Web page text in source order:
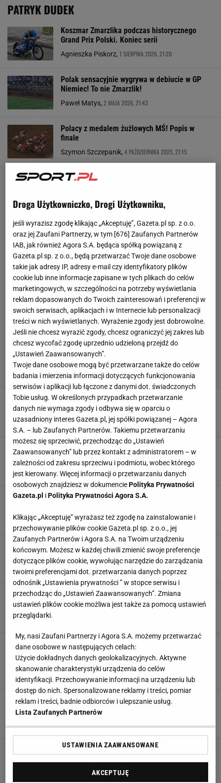
PATRYK DUDEK
Koszmar Zmarzlika podczas historycznego
Grand Prix Polski. Koniec serii
Agnieszka Piskorz, 1 SIERPNIA 2026, 21:20
Polak sensacyjnie wygrywa w debiucie w GP
Niemiec! To nie Zmarzlik!
Paweł Matys, 2 MAJA 2026, 21:43
Polacy z medalem żużlowych MŚ! Popis w
finale
Szymon Szczepanik, 4 PAŹDZIERNIKA 2025, 21:15
Polacy z medalem mistrzostw świata! [ZAPIS
RELACJI]
Szymon Szczepanik,4 PAŹDZIERNIKA 2025, 18:25
Zrobił to! Polak mistrzem Europy. Już przeszedł
do historii
Szymon Szczepanik,19 WRZEŚNIA 2025, 19:41
Polscy pseudokibice przekroczyli granicę.
Paweł Matys,16 SIERPNIA 2024, 16:52
Bartosz Zmarzlik mistrzem świata! To było
szalone Grand Prix. Zdecydował ostatni wyścig
Jakub Seweryn,30 WRZEŚNIA 2023, 21:42
Zmarzlik w finale był ostatni, a na koniec
włączył turbo. Brawo!
Kosmiczne emocje we Wrocławiu! Ostatnie
okrążenie dało Polakom Drużynowy Puchar
Świata! [WIDEO]
Jakub Seweryn,29 LIPCA 2023, 22:29
Podium nie dla Zmarzlika, ale Polak osiągnął w
GP Czech ważniejszy cel
Droga Użytkowniczko, Drogi Użytkowniku,
jeśli wyrazisz zgodę klikając „Akceptuję”, Gazeta.pl sp. z o.o.
oraz jej Zaufani Partnerzy, w tym [676] Zaufanych Partnerów
IAB, jak również Agora S.A. będąca spółką powiązaną z
Gazeta.pl sp. z o.o., będą przetwarzać Twoje dane osobowe
takie jak adresy IP, adresy e-mail czy identyfikatory plików
cookie lub inne informacje zapisane w tych plikach do celów
marketingowych, w szczególności na potrzeby wyświetlania
reklam dopasowanych do Twoich zainteresowań i preferencji w
swoich serwisach, aplikacjach i w Internecie lub personalizacji
treści w nich wyświetlanych. Wyrażenie zgody jest dobrowolne.
Jeśli nie chcesz wyrazić zgody, chcesz ograniczyć jej zakres lub
chcesz wycofać zgodę uprzednio udzieloną przejdź do
„Ustawień Zaawansowanych”.
Twoje dane osobowe mogą być przetwarzane także do celów
badania i mierzenia informacji dotyczących funkcjonowania
serwisów i aplikacji lub łączone z danymi dot. świadczonych
Tobie usług. W określonych przypadkach przetwarzanie
danych nie wymaga zgody i odbywa się w oparciu o
uzasadniony interes Gazeta.pl, jej spółki powiązanej – Agora
S.A. – lub Zaufanych Partnerów. Takiemu przetwarzaniu
możesz się sprzeciwić, przechodząc do „Ustawień
Zaawansowanych” lub przez kontakt z administratorem – w
zależności od zakresu sprzeciwu i podmiotu, wobec którego
jest kierowany. Więcej informacji o przetwarzaniu danych
osobowych znajdziesz w dokumenciePolityka Prywatności
Gazeta.pl iPolityka Prywatności Agora S.A.
Klikając „Akceptuję” wyrażasz też zgodę na zainstalowanie i
przechowywanie plików cookie Gazeta.pl sp. z o.o., jej
Zaufanych Partnerów i Agora S.A. na Twoim urządzeniu
końcowym. Możesz w każdej chwili zmienić swoje preferencje
dotyczące plików cookie, wywołując narzędzie do zarządzania
twoimi preferencjami dot. przetwarzania danych poprzez
odnośnik „Ustawienia prywatności ” w stopce serwisu i
przechodząc do „Ustawień Zaawansowanych”. Zmiana
ustawień plików cookie możliwa jest także za pomocą ustawień
przeglądarki.
My, nasi Zaufani Partnerzy i Agora S.A. możemy przetwarzać
dane osobowe w następujących celach:
Użycie dokładnych danych geolokalizacyjnych. Aktywne
skanowanie charakterystyki urządzenia do celów
identyfikacji. Przechowywanie informacji na urządzeniu lub
dostęp do nich. Spersonalizowane reklamy i treści, pomiar
reklam i treści, badnie odbiorców i ulepszanie usług.
Lista Zaufanych Partnerów
USTAWIENIA ZAAWANSOWANE
AKCEPTUJĘ